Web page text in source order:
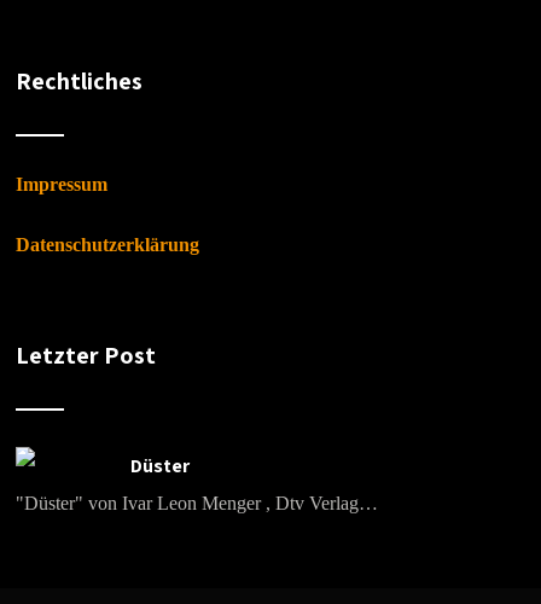
Rechtliches
Impressum
Datenschutzerklärung
Letzter Post
Düster
"Düster" von Ivar Leon Menger , Dtv Verlag…